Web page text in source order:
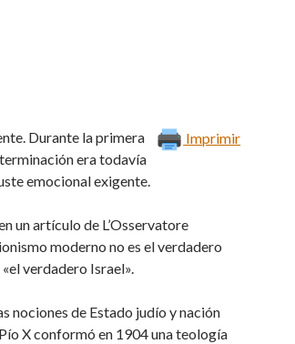
Imprimir
Durante la primera
era todavía
emocional exigente.
un artículo de L’Osservatore
moderno no es el verdadero
verdadero Israel».
nociones de Estado judío y nación
X conformó en 1904 una teología